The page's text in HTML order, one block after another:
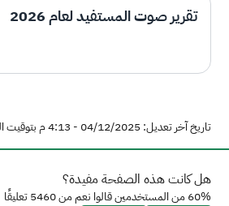
تقرير صوت المستفيد لعام 2026
تاريخ آخر تعديل: 04/12/2025 - 4:13 م بتوقيت السعودية
هل كانت هذه الصفحة مفيدة؟
60% من المستخدمين قالوا نعم من 5460 تعليقًا